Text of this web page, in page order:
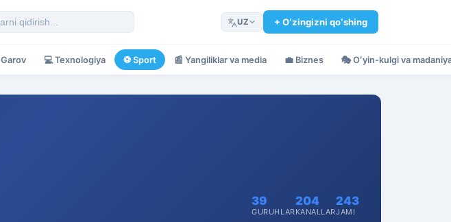
UZ + Oʻzingizni qoʻshing
Garov 💻 Texnologiya ⚽ Sport 📰 Yangiliklar va media 💼 Biznes 🎭 Oʻyin-kulgi va
39
GURUHLAR
204
KANALLAR
243
JAMI